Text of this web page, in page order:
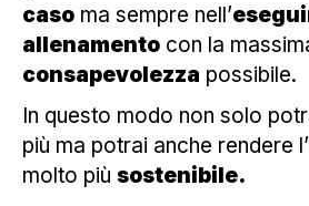
caso ma sempre nell’
allenamento con la
consapevolezza possibile.
In questo modo non solo
più ma potrai anche rendere
molto più sostenibile.